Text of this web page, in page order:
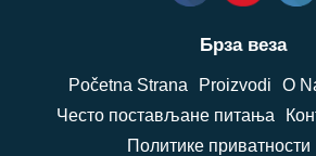
Брза веза
Početna Strana Proizvodi O
Често постављане питања
Политике приватности